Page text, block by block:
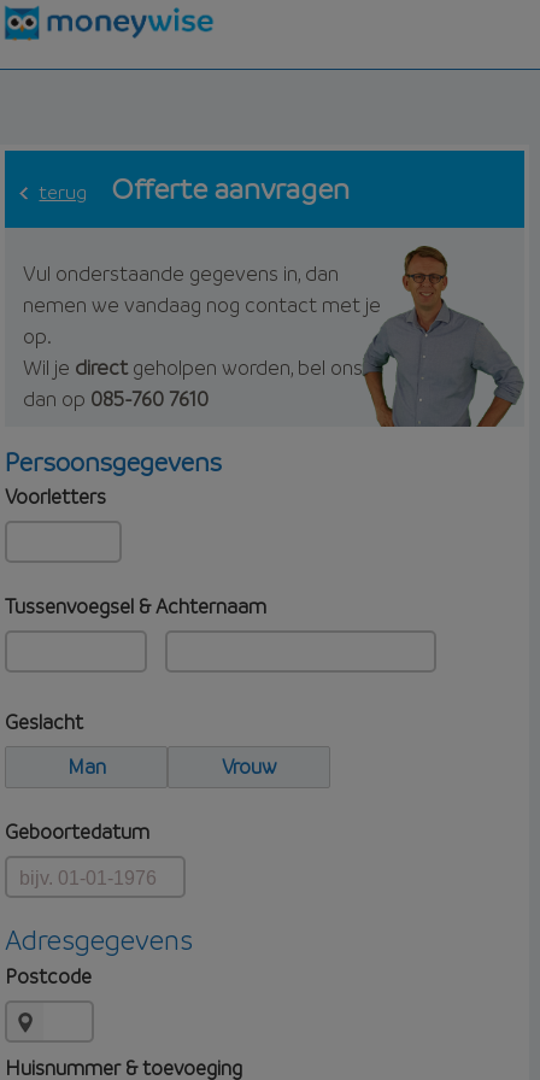
terug Offerte aanvragen
Vul onderstaande gegevens in, dan
nemen we vandaag nog contact met je
op.
Wil je directgeholpen worden, bel ons
dan op 085-760 7610
Persoonsgegevens
Voorletters
Tussenvoegsel & Achternaam
Geslacht
Man
Vrouw
Geboortedatum
Adresgegevens
Postcode
Huisnummer & toevoeging